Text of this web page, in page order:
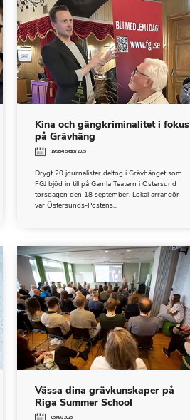
Kina och gängkriminalitet i fokus
på Grävhäng
19 SEPTEMBER 2025
Drygt 20 journalister deltog i Grävhänget som
FGJ bjöd in till på Gamla Teatern i Östersund
torsdagen den 18 september. Lokal arrangör
var Östersunds-Postens...
Vässa dina grävkunskaper på
Riga Summer School
05 MAJ 2025